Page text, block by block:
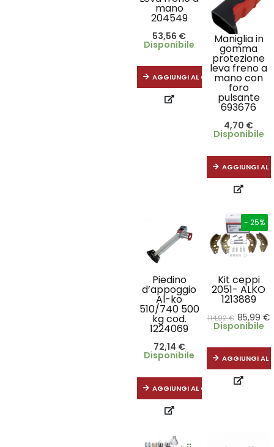
mano
204549
53,56 €
Disponibile
AGGIUNGI AL CARRELLO
Maniglia in
gomma
protezione
leva freno a
mano con
foro
pulsante
693676
4,70 €
Disponibile
AGGIUNGI AL
Piedino
d’appoggio
Al-ko
510/740 500
kg cod.
1224069
72,14 €
Disponibile
AGGIUNGI AL CARRELLO
- 25%
Kit ceppi
2051- ALKO
1213889
114,92€ 85,99 €
Disponibile
AGGIUNGI AL